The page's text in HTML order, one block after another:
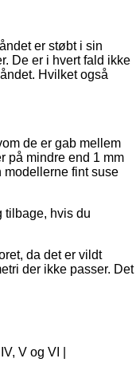
er støbt i sin
De er i hvert fald ikke
Hvilket også
de er gab mellem
på mindre end 1 mm
modellerne fint suse
tilbage, hvis du
da det er vildt
der ikke passer. Det
V og VI |